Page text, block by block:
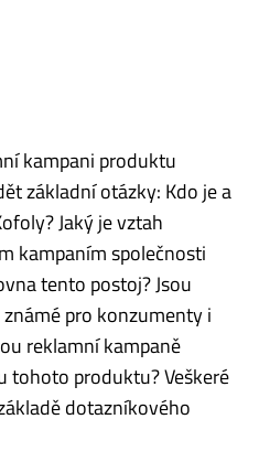
kampani produktu
základní otázky: Kdo je a
Jaký je vztah
kampaním společnosti
tento postoj? Jsou
pro konzumenty i
reklamní kampaně
tohoto produktu? Veškeré
dotazníkového